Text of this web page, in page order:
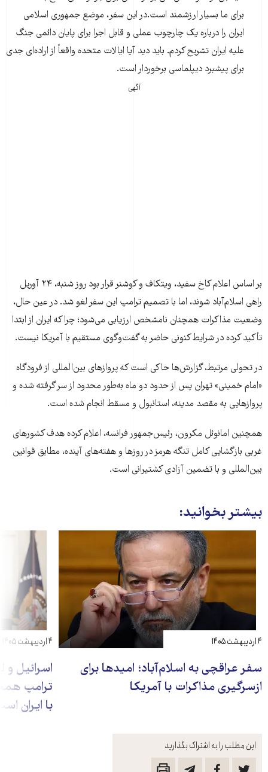
این مطلب را به اشتراک بگذارید
برای ما بسیار ارزشمند است.در این سفر، موضع جمهوری اسلامی
ایران را درباره یک چارچوب عملی و قابل اجرا برای پایان دائمی جنگ
علیه ایران تشریح کردم. باید دید آیا ایالات متحده واقعاً از اراده‌ای جدی
برای پیشبرد دیپلماسی برخوردار است.
آگهی
بر اساس اعلام کاخ سفید، ویتکاف و کوشنر قرار بود روز شنبه، ۲۴ آوریل
راهی اسلام‌آباد شوند، اما با تصمیم ترامپ این سفر لغو شد. در عین حال،
وضعیت مذاکرات همچنان نامشخص ارزیابی می‌شود؛ چرا که ایران از ابتدا
تأکید کرده در شرایط کنونی حاضر به گفت‌وگوی مستقیم با آمریکا نیست.
در تحولی مرتبط، گزارش‌ها حاکی است که پروازهای بین‌المللی از فرودگاه
«امام خمینی» تهران پس از حدود دو ماه به‌طور محدود از سر گرفته شده و
پروازهایی به مقصد مدینه، استانبول و مسقط انجام شده است.
همچنین امانوئل مکرون، رئیس‌جمهور فرانسه، اعلام کرده هدف کشورهای
غربی بازگشایی کامل تنگه هرمز در روزها و هفته‌های آینده، مطابق قوانین
بین‌المللی و با تضمین آزادی کشتیرانی است.
بیشتر بخوانید:
سفر عراقچی به اسلام‌آباد؛ امیدها برای
ازسرگیری مذاکرات با آمریکا
۴ اردیبهشت ۱۴۰۵
اسرائیل و
ترامپ
با ایران
۴ اردیبهشت ۱۴۰۵